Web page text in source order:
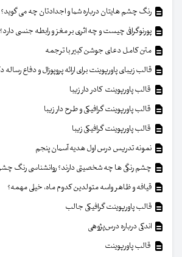
رنگ چشم هایتان درباره شما و اجدادتان چه می گوید؟
پورنوگرافی چیست و چه اثری بر مغز و رابطه جنسی دارد؟
متن کامل دعای جوشن کبیر با ترجمه
قالب زیبای پاورپوینت برای ارائه پروپوزال و دفاع رساله
قالب پاورپوینت کادر دار زیبا
قالب پاورپوینت گرافیکی و طرح دار زیبا
قالب پاورپوینت گرافیکی زیبا
نمونه تدریس درس اول هدیه آسمان پنجم
چشم رنگی ها چه شخصیتی دارند؟ روانشناسی رنگ
قیافه و ظاهر واسه متولدین کدوم ماه، خیلی مهمه؟
قالب پاورپوینت گرافیکی جالب
اندکی درباره درس‌پژوهی
قالب پاورپوینت